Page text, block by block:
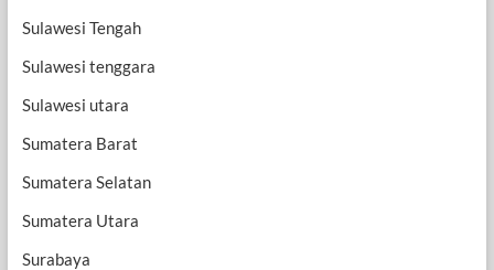
Sulawesi Tengah
Sulawesi tenggara
Sulawesi utara
Sumatera Barat
Sumatera Selatan
Sumatera Utara
Surabaya